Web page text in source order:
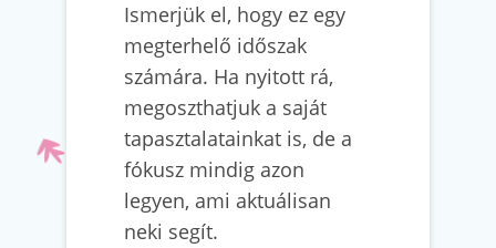
Ismerjük el, hogy ez egy
megterhelő időszak
számára. Ha nyitott rá,
megoszthatjuk a saját
tapasztalatainkat is, de a
fókusz mindig azon
legyen, ami aktuálisan
neki segít.